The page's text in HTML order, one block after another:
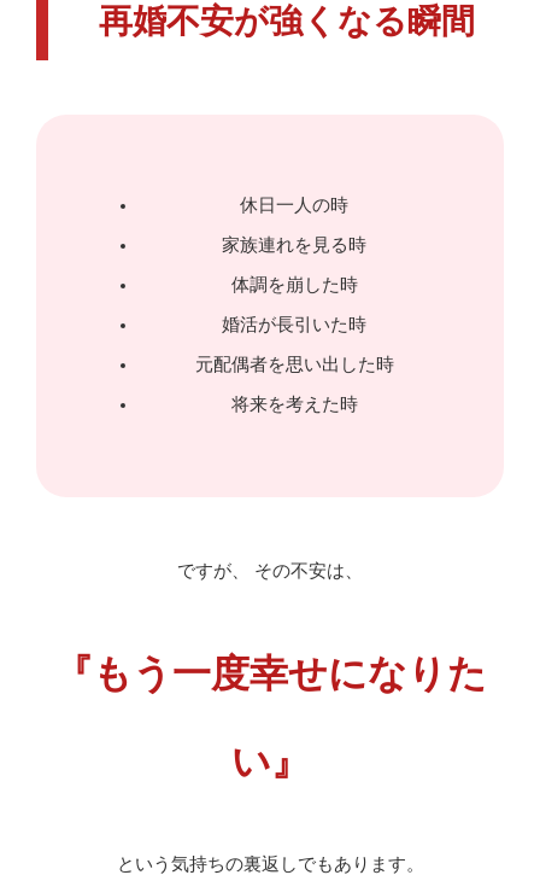
再婚不安が強くなる瞬間
休日一人の時
家族連れを見る時
体調を崩した時
婚活が長引いた時
元配偶者を思い出した時
将来を考えた時
ですが、 その不安は、
『もう一度幸せになりた
い』
という気持ちの裏返しでもあります。